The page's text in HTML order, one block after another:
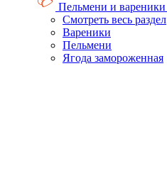
Пельмени и вареники
Смотреть весь раздел
Вареники
Пельмени
Ягода замороженная